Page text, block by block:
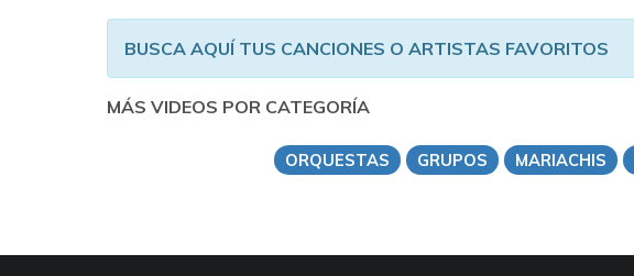
BUSCA AQUÍ TUS CANCIONES O ARTISTAS FAVORITOS
MÁS VIDEOS POR CATEGORÍA
ORQUESTAS GRUPOS MARIACHIS